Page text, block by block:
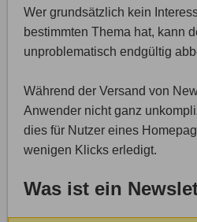
Wer grundsätzlich kein
bestimmten Thema hat, kann
unproblematisch endgültig
Während der Versand von
Anwender nicht ganz
dies für Nutzer eines
wenigen Klicks erledigt.
Was ist ein